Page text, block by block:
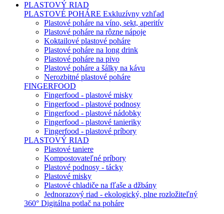
PLASTOVÝ RIAD
PLASTOVÉ POHÁRE Exkluzívny vzhľad
Plastové poháre na víno, sekt, aperitív
Plastové poháre na rôzne nápoje
Koktailové plastové poháre
Plastové poháre na long drink
Plastové poháre na pivo
Plastové poháre a šálky na kávu
Nerozbitné plastové poháre
FINGERFOOD
Fingerfood - plastové misky
Fingerfood - plastové podnosy
Fingerfood - plastové nádobky
Fingerfood - plastové tanieriky
Fingerfood - plastové príbory
PLASTOVÝ RIAD
Plastové taniere
Kompostovateľné príbory
Plastové podnosy - tácky
Plastové misky
Plastové chladiče na fľaše a džbány
Jednorazový riad - ekologický, plne rozložiteľný
360° Digitálna potlač na poháre